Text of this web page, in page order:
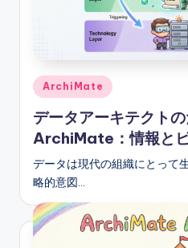
e
-
A
I,
S
o
f
Posted
in
ArchiMate
データアーキテクト
ArchiMate：情報と
データは現代の組織にとって
略的意図…